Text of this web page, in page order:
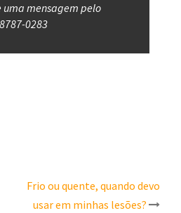
uma mensagem pelo
0283
Frio ou quente, quando devo
usar em minhas lesões?